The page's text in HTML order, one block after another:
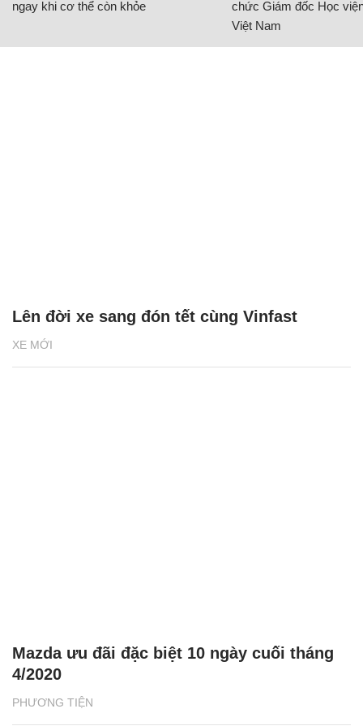
ngay khi cơ thể còn khỏe
chức Giám đốc Học
Việt Nam
XE MỚI
Lên đời xe sang đón tết cùng Vinfast
PHƯƠNG TIỆN
Mazda ưu đãi đặc biệt 10 ngày cuối tháng
4/2020